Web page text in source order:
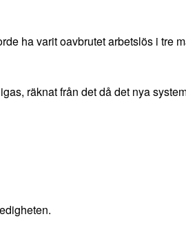
ha varit oavbrutet arbetslös i tre
räknat från det då det nya